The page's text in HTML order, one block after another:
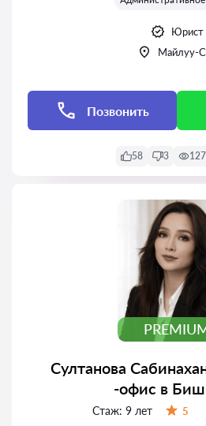
Юрист
Майлуу-
Позвонить
58 3 127
Султанова
-офис в
Стаж: 9 лет 5